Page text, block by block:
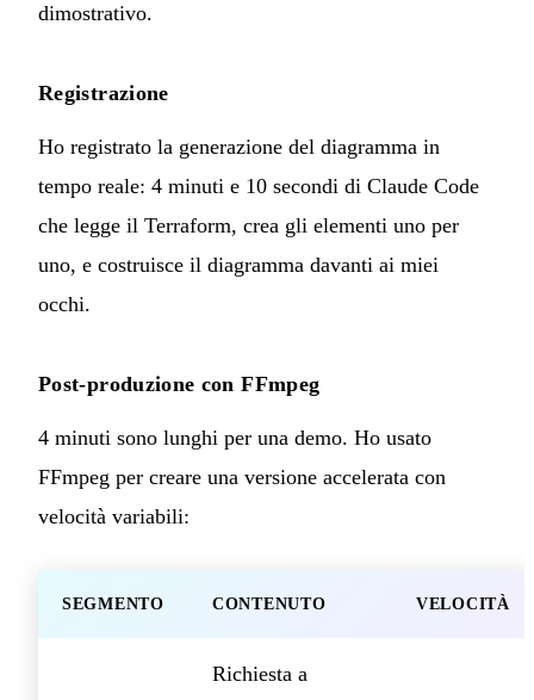
dimostrativo.
Registrazione
Ho registrato la generazione del diagramma in
tempo reale: 4 minuti e 10 secondi di Claude Code
che legge il Terraform, crea gli elementi uno per
uno, e costruisce il diagramma davanti ai miei
occhi.
Post-produzione con FFmpeg
4 minuti sono lunghi per una demo. Ho usato
FFmpeg per creare una versione accelerata con
velocità variabili:
SEGMENTO CONTENUTO VELOCITÀ
Richiesta a